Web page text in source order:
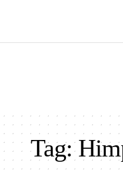
Tag: